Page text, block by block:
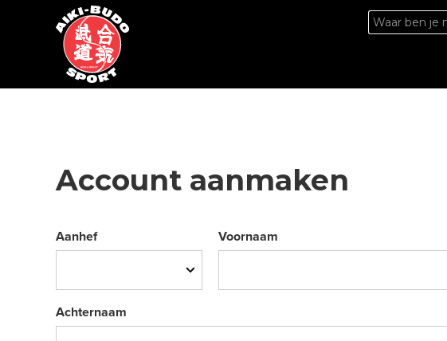
Account aanmaken
Aanhef Voornaam
Achternaam